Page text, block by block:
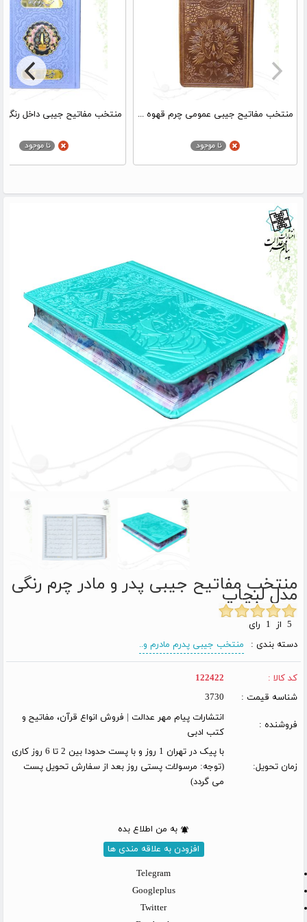
منتخب مفاتیح جیبی عمومی چرم قهوه ای
منتخب مفاتیح جیبی پدر و مادر چرم رنگی
مدل لبچاپ
دسته بندی :
منتخب جیبی پدرم مادرم و..
کد کالا :
122422
شناسه قیمت :
3730
فروشنده :
انتشارات پیام مهر عدالت | فروش انواع قرآن، مفاتیح و
کتب ادبی
زمان تحویل:
با پیک در تهران 1 روز و با پست حدودا بین 2 تا 6 روز کاری
(توجه: مرسولات پستی روز بعد از سفارش تحویل پست
می گردد)
به من اطلاع بده
افزودن به علاقه مندی ها
Telegram
Googleplus
Twitter